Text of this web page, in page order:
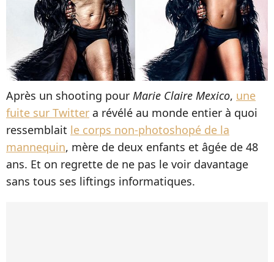
Après un shooting pour Marie Claire Mexico, une
fuite sur Twitter a révélé au monde entier à quoi
ressemblait le corps non-photoshopé de la
mannequin, mère de deux enfants et âgée de 48
ans. Et on regrette de ne pas le voir davantage
sans tous ses liftings informatiques.